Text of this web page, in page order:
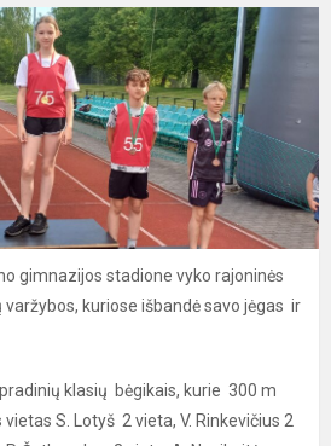
gimnazijos stadione vyko rajoninės
kuriose išbandė savo jėgas ir
klasių bėgikais, kurie 300 m
S. Lotyš 2 vieta, V. Rinkevičius 2